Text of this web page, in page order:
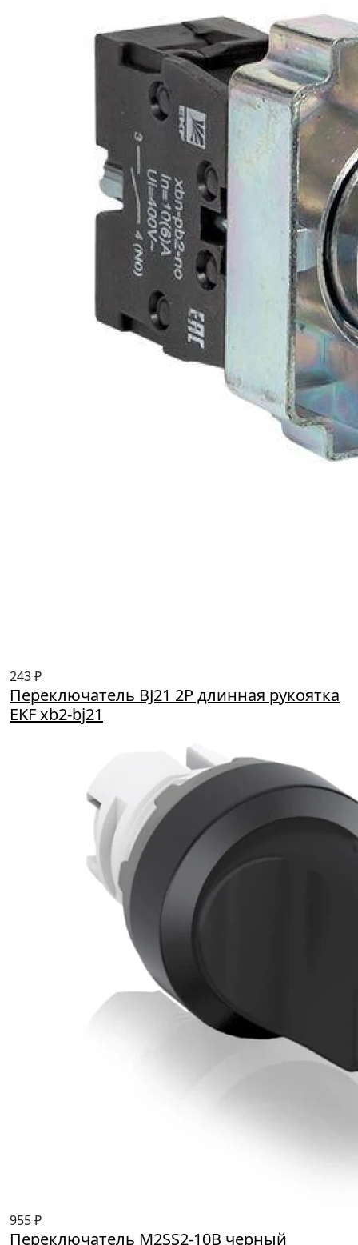
243 ₽
Переключатель BJ21 2P длинная рукоятка
EKF xb2-bj21
955 ₽
Переключатель M2SS2-10B черный